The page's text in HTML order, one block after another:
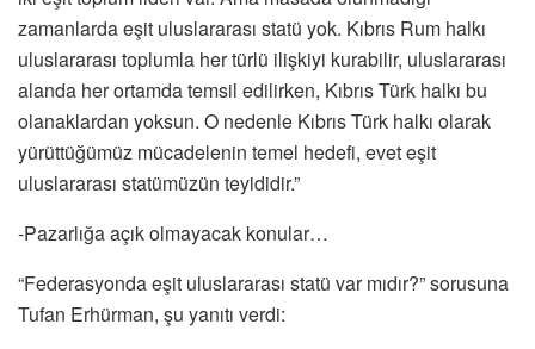
zamanlarda eşit uluslararası statü yok. Kıbrıs Rum halkı
uluslararası toplumla her türlü ilişkiyi kurabilir, uluslararası
alanda her ortamda temsil edilirken, Kıbrıs Türk halkı bu
olanaklardan yoksun. O nedenle Kıbrıs Türk halkı olarak
yürüttüğümüz mücadelenin temel hedefi, evet eşit
uluslararası statümüzün teyididir.”
-Pazarlığa açık olmayacak konular…
“Federasyonda eşit uluslararası statü var mıdır?” sorusuna
Tufan Erhürman, şu yanıtı verdi: